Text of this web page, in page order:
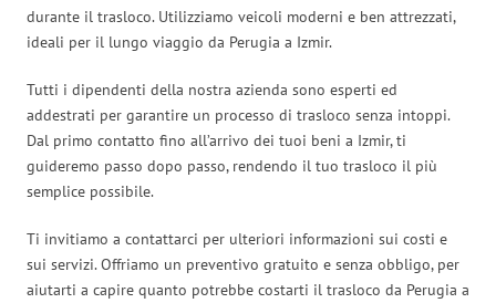
durante il trasloco. Utilizziamo veicoli moderni e ben attrezzati,
ideali per il lungo viaggio da Perugia a Izmir.
Tutti i dipendenti della nostra azienda sono esperti ed
addestrati per garantire un processo di trasloco senza intoppi.
Dal primo contatto fino all’arrivo dei tuoi beni a Izmir, ti
guideremo passo dopo passo, rendendo il tuo trasloco il più
semplice possibile.
Ti invitiamo a contattarci per ulteriori informazioni sui costi e
sui servizi. Offriamo un preventivo gratuito e senza obbligo, per
aiutarti a capire quanto potrebbe costarti il trasloco da Perugia a